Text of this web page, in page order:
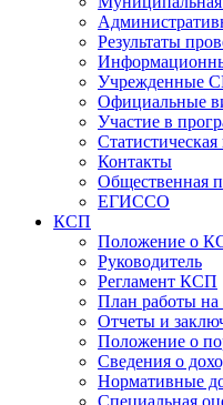
Результаты
Учрежденные
Официальные
Участие в
Контакты
Общественная
ЕГИССО
КСП
Положение о
Руководитель
Регламент КСП
План работы на
Отчеты и
Положение о
Сведения о
Нормативные
Специальная